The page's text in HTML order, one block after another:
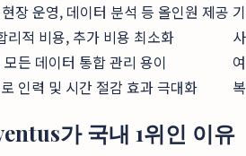
장 운영, 데이터 분석 등 올인원 제공
리적 비용, 추가 비용 최소화
든 데이터 통합 관리 용이
인력 및 시간 절감 효과 극대화
가 국내 1위인 이유